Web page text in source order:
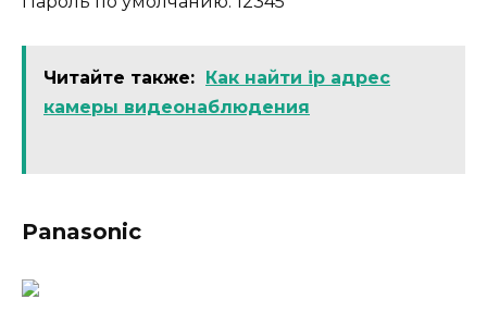
Читайте также: Как найти ip адрес
камеры видеонаблюдения
Panasonic